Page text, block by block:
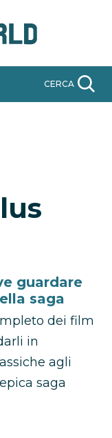
CERCA
guardare
saga
dei film
in
agli
saga